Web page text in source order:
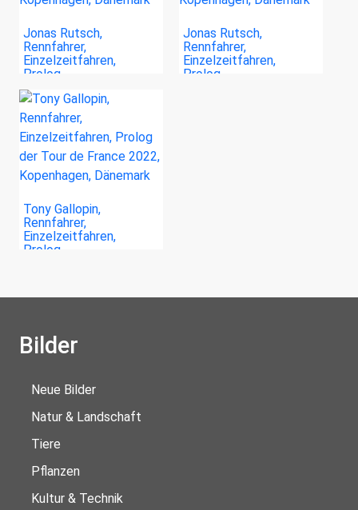
Jonas Rutsch,
Rennfahrer,
Einzelzeitfahren,
Prolog…
Jonas Rutsch,
Rennfahrer,
Einzelzeitfahren,
Prolog…
Tony Gallopin,
Rennfahrer,
Einzelzeitfahren,
Prolog…
Bilder
Neue Bilder
Natur & Landschaft
Tiere
Pflanzen
Kultur & Technik